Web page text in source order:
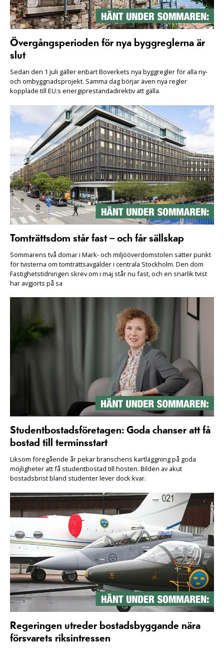
Övergångsperioden för nya byggreglerna är
slut
Sedan den 1 juli gäller enbart Boverkets nya byggregler för alla ny-
och ombyggnadsprojekt. Samma dag börjar även nya regler
kopplade till EU:s energiprestandadirektiv att gälla.
Tomträttsdom står fast – och får sällskap
Sommarens två domar i Mark- och miljööverdomstolen sätter punkt
för tvisterna om tomträttsavgälder i centrala Stockholm. Den dom
Fastighetstidningen skrev om i maj står nu fast, och en snarlik tvist
har avgjorts på sa
Studentbostadsföretagen: Goda chanser att få
bostad till terminsstart
Liksom föregående år pekar branschens kartläggning på goda
möjligheter att få studentbostad till hösten. Bilden av akut
bostadsbrist bland studenter lever dock kvar.
Regeringen utreder bostadsbyggande nära
försvarets riksintressen